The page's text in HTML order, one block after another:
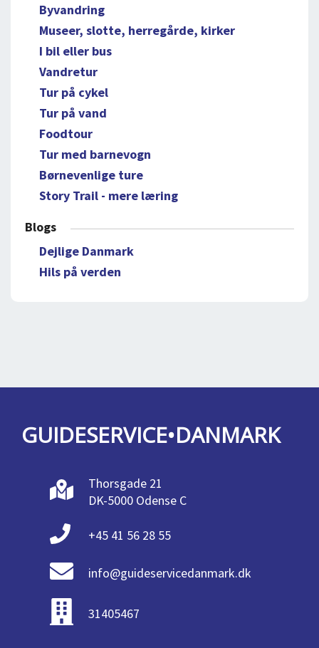
Byvandring
Museer, slotte, herregårde, kirker
I bil eller bus
Vandretur
Tur på cykel
Tur på vand
Foodtour
Tur med barnevogn
Børnevenlige ture
Story Trail - mere læring
Blogs
Dejlige Danmark
Hils på verden
GUIDESERVICE•DANMARK
Thorsgade 21
DK-5000 Odense C
+45 41 56 28 55
info@guideservicedanmark.dk
31405467